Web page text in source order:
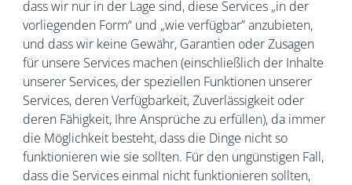
dass wir nur in der Lage sind, diese Services „in der
vorliegenden Form“ und „wie verfügbar” anzubieten,
und dass wir keine Gewähr, Garantien oder Zusagen
für unsere Services machen (einschließlich der Inhalte
unserer Services, der speziellen Funktionen unserer
Services, deren Verfügbarkeit, Zuverlässigkeit oder
deren Fähigkeit, Ihre Ansprüche zu erfüllen), da immer
die Möglichkeit besteht, dass die Dinge nicht so
funktionieren wie sie sollten. Für den ungünstigen Fall,
dass die Services einmal nicht funktionieren sollten,